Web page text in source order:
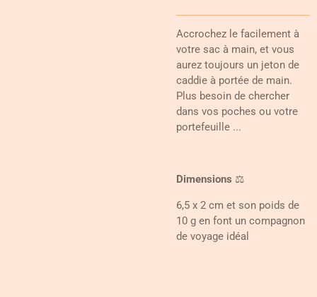
Accrochez le facilement à
votre sac à main, et vous
aurez toujours un jeton de
caddie à portée de main.
Plus besoin de chercher
dans vos poches ou votre
portefeuille ...
Dimensions ⚖️
6,5 x 2 cm et son poids de
10 g en font un compagnon
de voyage idéal